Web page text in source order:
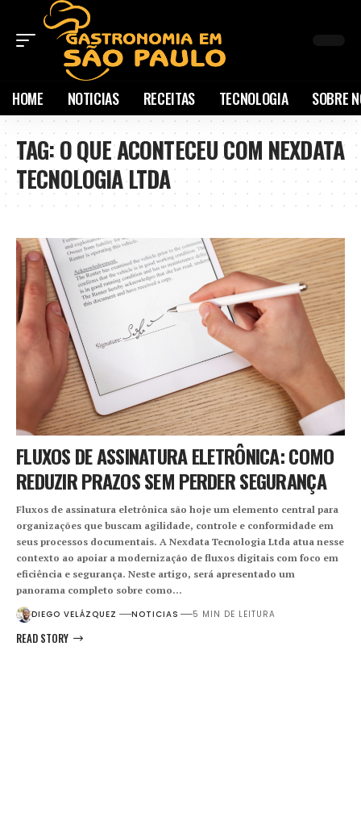
HOME NOTICIAS RECEITAS TECNOLOGIA SOBRE
TAG:O QUE ACONTECEU COM NEXDATA
TECNOLOGIA LTDA
FLUXOS DE ASSINATURA ELETRÔNICA: COMO
REDUZIR PRAZOS SEM PERDER SEGURANÇA
Fluxos de assinatura eletrônica são hoje um elemento central para
organizações que buscam agilidade, controle e conformidade em
seus processos documentais. A Nexdata Tecnologia Ltda atua nesse
contexto ao apoiar a modernização de fluxos digitais com foco em
eficiência e segurança. Neste artigo, será apresentado um
panorama completo sobre como…
DIEGO VELÁZQUEZ NOTICIAS 5 MIN DE LEITURA
READ STORY